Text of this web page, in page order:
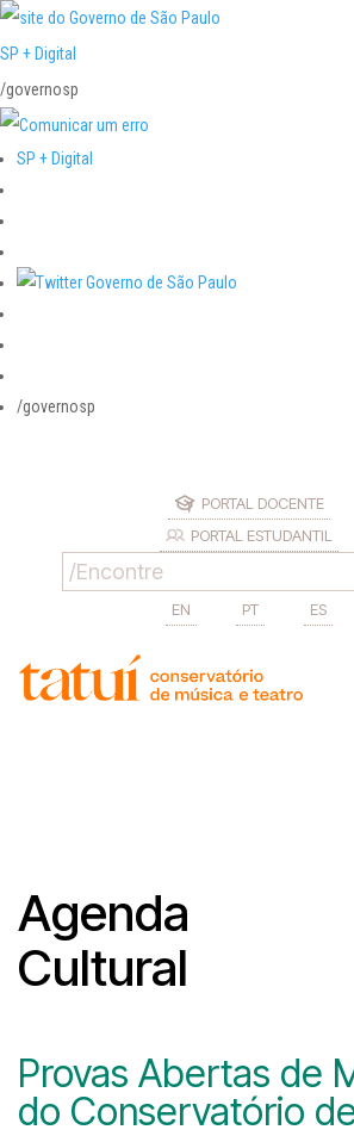
SP + Digital
/governosp
SP + Digital
/governosp
PORTAL DOCENTE
PORTAL ESTUDANTIL
EN PT ES
Agenda
Cultural
Provas Abertas de
do Conservatório